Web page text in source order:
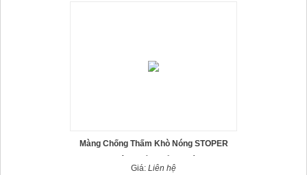
Màng Chống Thấm Khò Nóng STOPER
Giá: Liên hệ